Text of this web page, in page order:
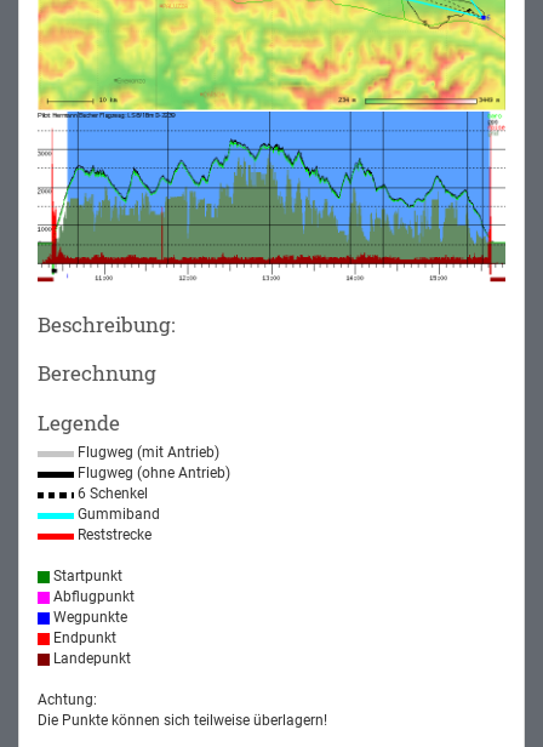
Beschreibung:
Berechnung
Legende
Flugweg (mit Antrieb)
Flugweg (ohne Antrieb)
6 Schenkel
Gummiband
Reststrecke
Startpunkt
Abflugpunkt
Wegpunkte
Endpunkt
Landepunkt
Achtung:
Die Punkte können sich teilweise überlagern!